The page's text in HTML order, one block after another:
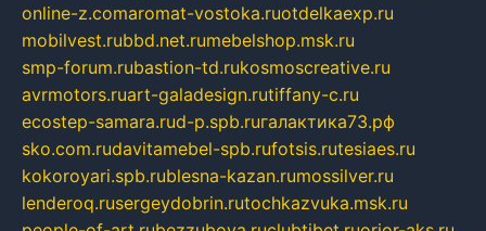
online-z.comaromat-vostoka.ruotdelkaexp.ru
mobilvest.rubbd.net.rumebelshop.msk.ru
smp-forum.rubastion-td.rukosmoscreative.ru
avrmotors.ruart-galadesign.rutiffany-c.ru
ecostep-samara.rud-p.spb.ruгалактика73.рф
sko.com.rudavitamebel-spb.rufotsis.rutesiaes.ru
kokoroyari.spb.rublesna-kazan.rumossilver.ru
lenderoq.rusergeydobrin.rutochkazvuka.msk.ru